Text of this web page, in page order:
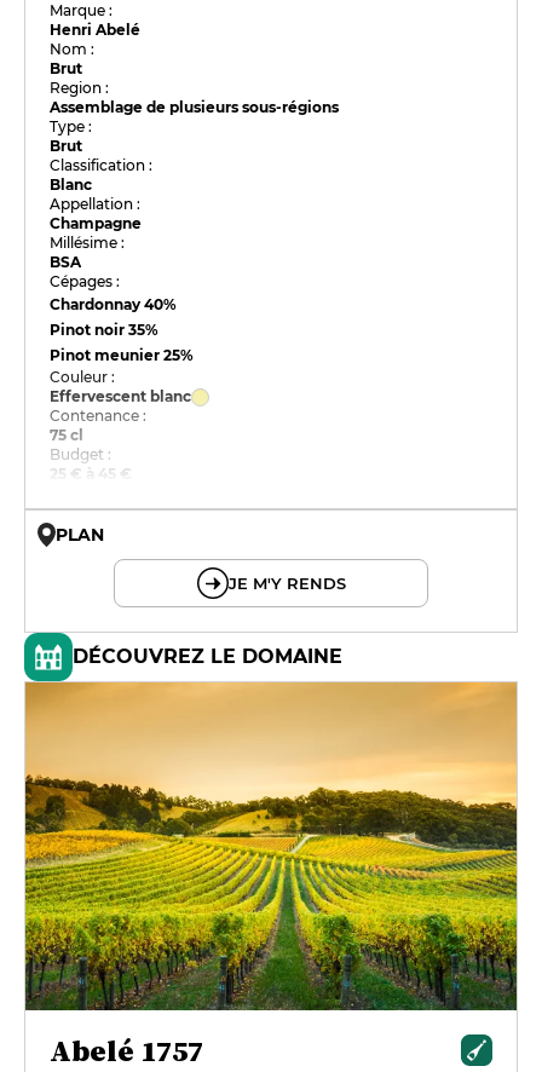
Marque :
Henri Abelé
Nom :
Brut
Region :
Assemblage de plusieurs sous-régions
Type :
Brut
Classification :
Blanc
Appellation :
Champagne
Millésime :
BSA
Cépages :
Chardonnay40%
Pinot noir35%
Pinot meunier25%
Couleur :
Effervescent blanc
Contenance :
75 cl
Budget :
25 € à 45 €
PLAN
JE M'Y RENDS
DÉCOUVREZ LE DOMAINE
Abelé 1757